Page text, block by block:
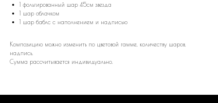
1 фольгированный шар 45см звезда
1 шар облачком
1 шар баблс с наполнением и надписью
Композицию можно изменить по цветовой гамме, количеству шаров,
надпись.
Сумма рассчитывается индивидуально.